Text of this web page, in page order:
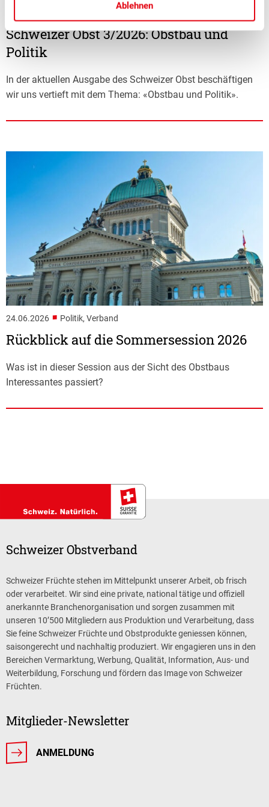
Ablehnen
Schweizer Obst 3/2026: Obstbau und
Politik
In der aktuellen Ausgabe des Schweizer Obst beschäftigen
wir uns vertieft mit dem Thema: «Obstbau und Politik».
24.06.2026 ■ Politik, Verband
Rückblick auf die Sommersession 2026
Was ist in dieser Session aus der Sicht des Obstbaus
Interessantes passiert?
Schweizer Obstverband
Schweizer Früchte stehen im Mittelpunkt unserer Arbeit, ob frisch
oder verarbeitet. Wir sind eine private, national tätige und offiziell
anerkannte Branchenorganisation und sorgen zusammen mit
unseren 10’500 Mitgliedern aus Produktion und Verarbeitung, dass
Sie feine Schweizer Früchte und Obstprodukte geniessen können,
saisongerecht und nachhaltig produziert. Wir engagieren uns in den
Bereichen Vermarktung, Werbung, Qualität, Information, Aus- und
Weiterbildung, Forschung und fördern das Image von Schweizer
Früchten.
Mitglieder-Newsletter
ANMELDUNG